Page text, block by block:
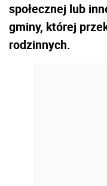
społecznej lub
gminy, której
rodzinnych.